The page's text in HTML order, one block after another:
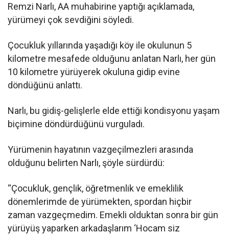
Remzi Narlı, AA muhabirine yaptığı açıklamada,
yürümeyi çok sevdiğini söyledi.
Çocukluk yıllarında yaşadığı köy ile okulunun 5
kilometre mesafede olduğunu anlatan Narlı, her gün
10 kilometre yürüyerek okuluna gidip evine
döndüğünü anlattı.
Narlı, bu gidiş-gelişlerle elde ettiği kondisyonu yaşam
biçimine döndürdüğünü vurguladı.
Yürümenin hayatının vazgeçilmezleri arasında
olduğunu belirten Narlı, şöyle sürdürdü:
“Çocukluk, gençlik, öğretmenlik ve emeklilik
dönemlerimde de yürümekten, spordan hiçbir
zaman vazgeçmedim. Emekli olduktan sonra bir gün
yürüyüş yaparken arkadaşlarım ‘Hocam siz